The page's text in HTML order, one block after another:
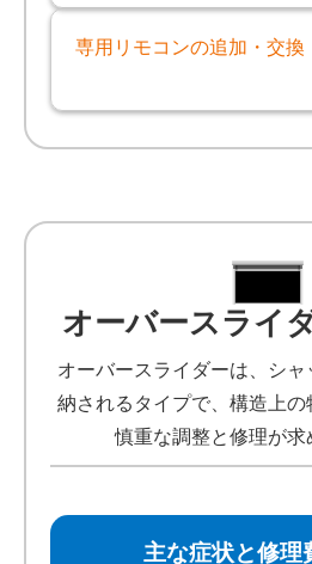
専用リモコンの追加・交換
オーバースライ
オーバースライダーは、シ
納されるタイプで、構造上の
慎重な調整と修理が求
主な症状と修理